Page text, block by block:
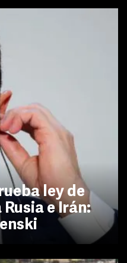
ley de
e Irán: